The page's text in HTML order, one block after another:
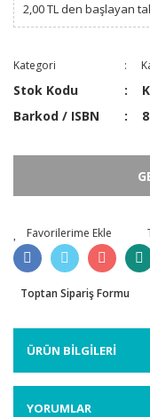
2,00 TL den başlayan
Kategori
Stok Kodu
Barkod / ISBN
Toptan Sipariş Formu
ÜRÜN BİLGİLERİ
YORUMLAR